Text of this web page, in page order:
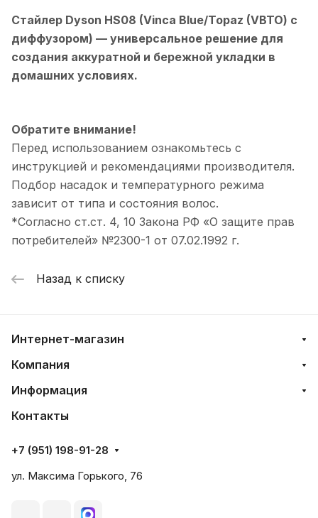
Стайлер Dyson HS08 (Vinca Blue/Topaz (VBTO) c
диффузором) — универсальное решение для
создания аккуратной и бережной укладки в
домашних условиях.
Обратите внимание!
Перед использованием ознакомьтесь с
инструкцией и рекомендациями производителя.
Подбор насадок и температурного режима
зависит от типа и состояния волос.
*Согласно ст.ст. 4, 10 Закона РФ «О защите прав
потребителей» №2300-1 от 07.02.1992 г.
Назад к списку
Интернет-магазин
Компания
Информация
Контакты
+7 (951) 198-91-28
ул. Максима Горького, 76